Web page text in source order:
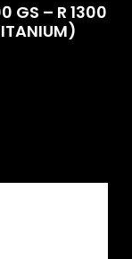
GS – R 1300